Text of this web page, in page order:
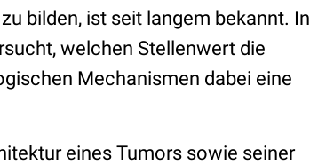
bilden, ist seit langem bekannt. In
welchen Stellenwert die
Mechanismen dabei eine
eines Tumors sowie seiner